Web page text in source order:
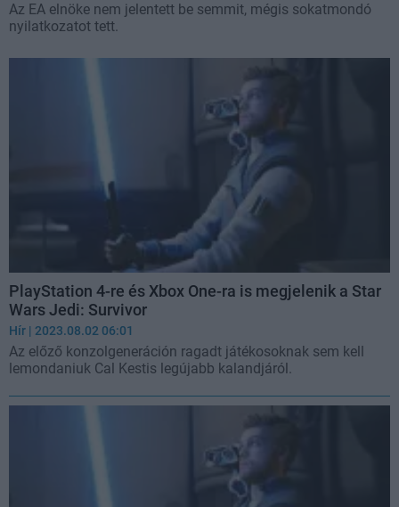
Az EA elnöke nem jelentett be semmit, mégis sokatmondó
nyilatkozatot tett.
PlayStation 4-re és Xbox One-ra is megjelenik a Star
Wars Jedi: Survivor
Hír | 2023.08.02 06:01
Az előző konzolgeneráción ragadt játékosoknak sem kell
lemondaniuk Cal Kestis legújabb kalandjáról.